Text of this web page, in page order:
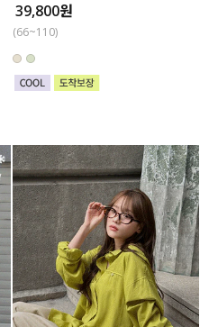
39,800원
(66~110)